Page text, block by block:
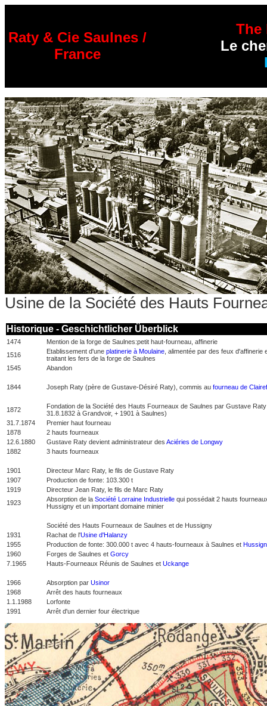
Raty & Cie Saulnes /
France
The
Le
Usine de la Société des Hauts
Historique - Geschichtlicher Überblick
1474
Mention de la forge de Saulnes:petit haut-fourneau, affinerie
1516
Etablissement d'une platinerie à Moulaine , alimentée par des feux d'affinerie
traitant les fers de la forge de Saulnes
1545
Abandon
1844 Joseph Raty (père de Gustave-Désiré Raty), commis au fourneau de
1872 Fondation de la Société des Hauts Fourneaux de Saulnes par Gustave Raty
31.8.1832 à Grandvoir, + 1901 à Saulnes)
31.7.1874
Premier haut fourneau
1878
2 hauts fourneaux
12.6.1880
Gustave Raty devient administrateur des Aciéries de Longwy
1882
3 hauts fourneaux
1901
Directeur Marc Raty, le fils de Gustave Raty
1907
Production de fonte: 103.300 t
1919
Directeur Jean Raty, le fils de Marc Raty
1923
Absorption de la Société Lorraine Industrielle qui possédait 2 hauts
Hussigny et un important domaine minier
Société des Hauts Fourneaux de Saulnes et de Hussigny
1931
Rachat de l'Usine d'Halanzy
1955
Production de fonte: 300.000 t avec 4 hauts-fourneaux à Saulnes et
1960
Forges de Saulnes et Gorcy
7.1965
Hauts-Fourneaux Réunis de Saulnes et Uckange
1966 Absorption par Usinor
1968
Arrêt des hauts fourneaux
1.1.1988
Lorfonte
1991
Arrêt d'un dernier four électrique